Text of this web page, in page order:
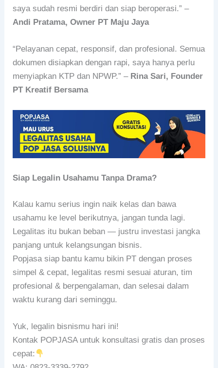
saya sudah resmi berdiri dan siap beroperasi.” –
Andi Pratama, Owner PT Maju Jaya
“Pelayanan cepat, responsif, dan profesional. Semua
dokumen disiapkan dengan rapi, saya hanya perlu
menyiapkan KTP dan NPWP.” – Rina Sari, Founder
PT Kreatif Bersama
Siap Legalin Usahamu Tanpa Drama?
Kalau kamu serius ingin naik kelas dan bawa
usahamu ke level berikutnya, jangan tunda lagi.
Legalitas itu bukan beban — justru investasi jangka
panjang untuk kelangsungan bisnis.
Popjasa siap bantu kamu bikin PT dengan proses
simpel & cepat, legalitas resmi sesuai aturan, tim
profesional & berpengalaman, dan selesai dalam
waktu kurang dari seminggu.
Yuk, legalin bisnismu hari ini!
Kontak POPJASA untuk konsultasi gratis dan proses
cepat: